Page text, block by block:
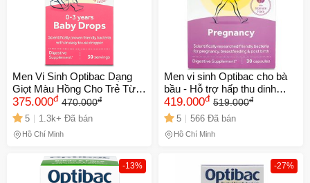
Men Vi Sinh Optibac Dạng
Giọt Màu Hồng Cho Trẻ Từ
0-3 Tuổi - Hỗ Trợ Tiêu Hóa,
Giảm Táo Bón, Chất Lượng
Cao 10ml
375.000đ 470.000đ
5 1.3k+ Đã bán
Hồ Chí Minh
Men vi sinh Optibac cho bà
bầu - Hỗ trợ hấp thu dinh
dưỡng, tiêu hóa hiệu quả,
tăng đề kháng trong thai kỳ -
30 viên chăm sóc sức khỏe
mẹ và bé
419.000đ 519.000đ
5 566 Đã bán
Hồ Chí Minh
-13% -27%